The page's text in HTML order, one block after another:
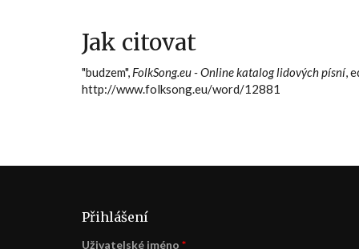
Jak citovat
"budzem", FolkSong.eu - Online katalog lidových písní,
http://www.folksong.eu/word/12881
Přihlášení
Uživatelské jméno *